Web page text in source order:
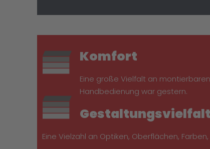
Komfort
Eine große Vielfalt an
Handbedienung war gestern.
Gestaltungsvielfalt
Eine Vielzahl an Optiken, Oberflächen,